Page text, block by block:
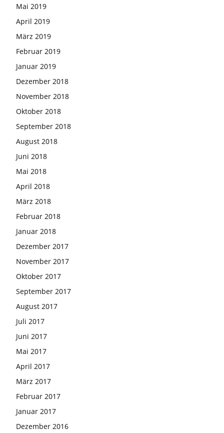
Mai 2019
April 2019
März 2019
Februar 2019
Januar 2019
Dezember 2018
November 2018
Oktober 2018
September 2018
August 2018
Juni 2018
Mai 2018
April 2018
März 2018
Februar 2018
Januar 2018
Dezember 2017
November 2017
Oktober 2017
September 2017
August 2017
Juli 2017
Juni 2017
Mai 2017
April 2017
März 2017
Februar 2017
Januar 2017
Dezember 2016